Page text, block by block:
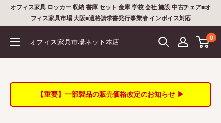
ツ
オフィス家具 ロッカー 収納 書庫 セット 金庫 学校 会社 施設 中古チェア■オ
フィス家具市場 大阪■適格請求書発行事業者 インボイス対応
オフィス家具市場ネット本店
0
【重要】一部製品の販売価格改定のお知らせ ▶